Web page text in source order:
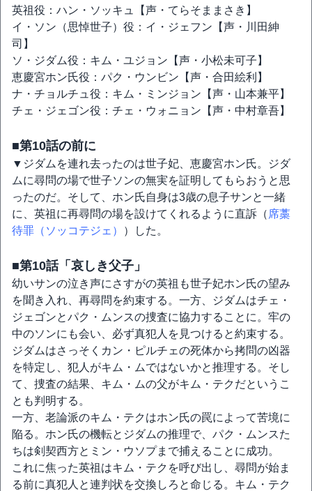
英祖役：ハン・ソッキュ【声・てらそままさき】
イ・ソン（思悼世子）役：イ・ジェフン【声・川田紳
司】
ソ・ジダム役：キム・ユジョン【声・小松未可子】
恵慶宮ホン氏役：パク・ウンビン【声・合田絵利】
ナ・チョルチュ役：キム・ミンジョン【声・山本兼平】
チェ・ジェゴン役：チェ・ウォニョン【声・中村章吾】
■第10話の前に
▼ジダムを連れ去ったのは世子妃、恵慶宮ホン氏。ジダ
ムに尋問の場で世子ソンの無実を証明してもらおうと思
ったのだ。そして、ホン氏自身は3歳の息子サンと一緒
に、英祖に再尋問の場を設けてくれるように直訴（ 席藁
待罪（ソッコテジェ）
）した。
■第10話「哀しき父子」
幼いサンの泣き声にさすがの英祖も世子妃ホン氏の望み
を聞き入れ、再尋問を約束する。一方、ジダムはチェ・
ジェゴンとパク・ムンスの捜査に協力することに。牢の
中のソンにも会い、必ず真犯人を見つけると約束する。
ジダムはさっそくカン・ピルチェの死体から拷問の凶器
を特定し、犯人がキム・ムではないかと推理する。そし
て、捜査の結果、キム・ムの父がキム・テクだというこ
とも判明する。
一方、老論派のキム・テクはホン氏の罠によって苦境に
陥る。ホン氏の機転とジダムの推理で、パク・ムンスた
ちは剣契西方とミン・ウソプまで捕えることに成功。
これに焦った英祖はキム・テクを呼び出し、尋問が始ま
る前に真犯人と連判状を交換しろと命じる。キム・テク